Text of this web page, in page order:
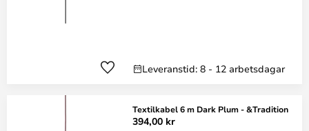
Leveranstid: 8 - 12 arbetsdagar
Textilkabel 6 m Dark Plum - &Tradition
394,00 kr